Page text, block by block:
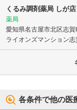
くるみ調剤薬局 しが店
薬局
愛知県名古屋市北区志賀
ライオンズマンション
各条件で他の医